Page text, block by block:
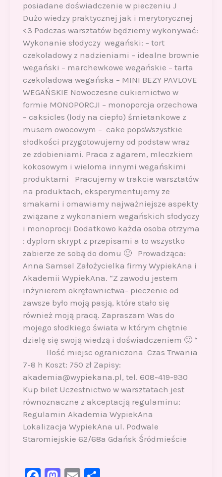
posiadane doświadczenie w pieczeniu J
Dużo wiedzy praktycznej jak i merytorycznej
<3 Podczas warsztatów będziemy wykonywać:
Wykonanie słodyczy wegański: – tort
czekoladowy z nadzieniami – idealne brownie
wegański – marchewkowe wegańskie – tarta
czekoladowa wegańska – MINI BEZY PAVLOVE
WEGAŃSKIE Nowoczesne cukiernictwo w
formie MONOPORCJI – monoporcja orzechowa
– caksicles (lody na ciepło) śmietankowe z
musem owocowym – cake popsWszystkie
słodkości przygotowujemy od podstaw wraz
ze zdobieniami. Praca z agarem, mleczkiem
kokosowym i wieloma innymi wegańskimi
produktami Pracujemy w trakcie warsztatów
na produktach, eksperymentujemy ze
smakami i omawiamy najważniejsze aspekty
związane z wykonaniem wegańskich słodyczy
i monoprocji Dodatkowo każda osoba otrzyma
: dyplom skrypt z przepisami a to wszystko
zabierze ze sobą do domu 🙂 Prowadząca:
Anna Samsel Założycielka firmy WypiekAna i
Akademii WypiekAna. “Z zawodu jestem
inżynierem okrętownictwa- pieczenie od
zawsze było moją pasją, które stało się
również moją pracą. Zapraszam Was do
mojego słodkiego świata w którym chętnie
dzielę się swoją wiedzą i doświadczeniem 🙂 “
Ilość miejsc ograniczona Czas Trwania
7-8 h Koszt: 750 zł Zapisy:
akademia@wypiekana.pl, tel. 608-419-930
Kup bilet Uczestnictwo w warsztatach jest
równoznaczne z akceptacją regulaminu:
Regulamin Akademia WypiekAna
Lokalizacja WypiekAna ul. Podwale
Staromiejskie 62/68a Gdańsk Śródmieście